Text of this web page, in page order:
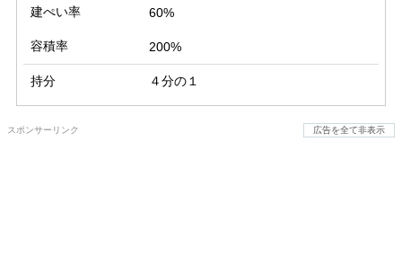
建ぺい率 60%
容積率 200%
持分 ４分の１
スポンサーリンク 広告を全て非表示